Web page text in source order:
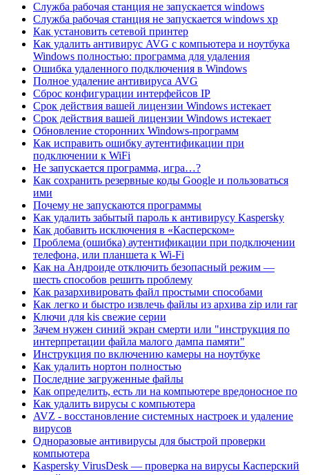
Служба рабочая станция не запускается windows
Служба рабочая станция не запускается windows xp
Как установить сетевой принтер
Как удалить антивирус AVG с компьютера и ноутбука
Windows полностью: программа для удаления
Ошибка удаленного подключения в Windows
Полное удаление антивируса AVG
Сброс конфигурации интерфейсов IP
Срок действия вашей лицензии Windows истекает
Срок действия вашей лицензии Windows истекает
Обновление сторонних Windows-программ
Как исправить ошибку аутентификации при
подключении к WiFi
Не запускается программа, игра…?
Как сохранить резервные коды Google и пользоваться
ими
Почему не запускаются программы
Как удалить забытый пароль к антивирусу Kaspersky
Как добавить исключения в «Касперском»
Проблема (ошибка) аутентификации при подключении
телефона, или планшета к Wi-Fi
Как на Андроиде отключить безопасный режим —
шесть способов решить проблему
Как разархивировать файл простыми способами
Как легко и быстро извлечь файлы из архива zip или rar
Ключи для kis свежие серии
Зачем нужен синий экран смерти или "инструкция по
интерпретации файла малого дампа памяти"
Инструкция по включению камеры на ноутбуке
Как удалить нортон полностью
Последние загруженные файлы
Как определить, есть ли на компьютере вредоносное по
Как удалить вирусы с компьютера
AVZ - восстановление системных настроек и удаление
вирусов
Одноразовые антивирусы для быстрой проверки
компьютера
Kaspersky VirusDesk — проверка на вирусы Касперский